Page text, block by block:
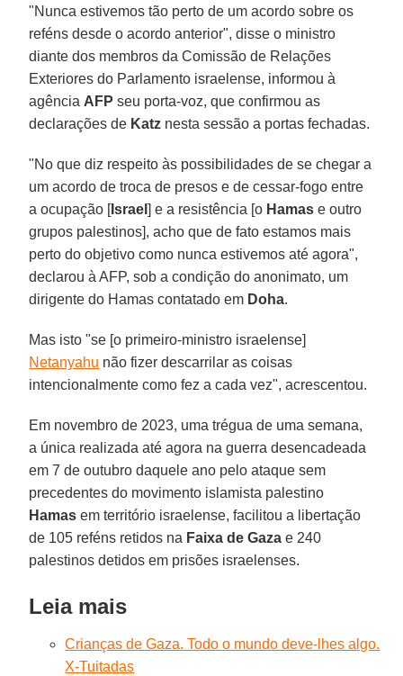
"Nunca estivemos tão perto de um acordo sobre os
reféns desde o acordo anterior", disse o ministro
diante dos membros da Comissão de Relações
Exteriores do Parlamento israelense, informou à
agência AFP seu porta-voz, que confirmou as
declarações de Katz nesta sessão a portas fechadas.
"No que diz respeito às possibilidades de se chegar a
um acordo de troca de presos e de cessar-fogo entre
a ocupação [Israel] e a resistência [o Hamas e outro
grupos palestinos], acho que de fato estamos mais
perto do objetivo como nunca estivemos até agora",
declarou à AFP, sob a condição do anonimato, um
dirigente do Hamas contatado em Doha.
Mas isto "se [o primeiro-ministro israelense]
Netanyahu não fizer descarrilar as coisas
intencionalmente como fez a cada vez", acrescentou.
Em novembro de 2023, uma trégua de uma semana,
a única realizada até agora na guerra desencadeada
em 7 de outubro daquele ano pelo ataque sem
precedentes do movimento islamista palestino
Hamas em território israelense, facilitou a libertação
de 105 reféns retidos na Faixa de Gaza e 240
palestinos detidos em prisões israelenses.
Leia mais
Crianças de Gaza. Todo o mundo deve-lhes algo.
X-Tuitadas